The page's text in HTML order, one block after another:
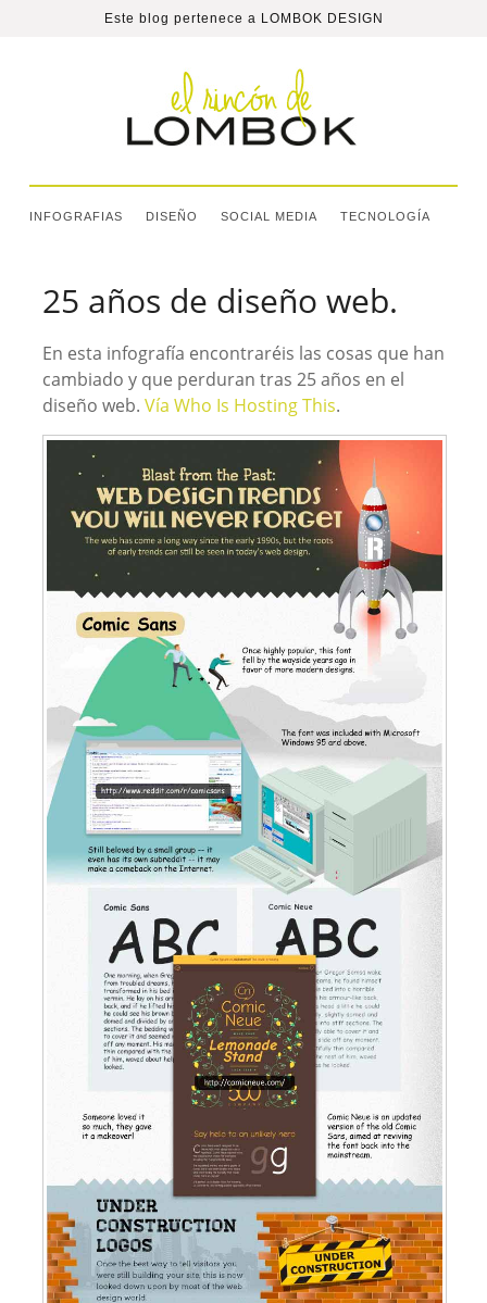
Este blog pertenece a LOMBOK DESIGN
INFOGRAFIAS DISEÑO SOCIAL MEDIA TECNOLOGÍA
25 años de diseño web.
En esta infografía encontraréis las cosas que han
cambiado y que perduran tras 25 años en el
diseño web. Vía Who Is Hosting This.